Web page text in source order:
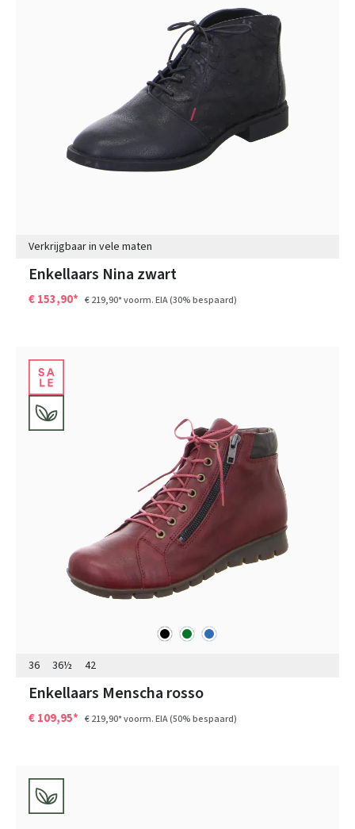
Verkrijgbaar in vele maten
Enkellaars Nina zwart
€ 153,90* € 219,90*voorm. EIA(30% bespaard)
zwartgroenblauw
36 36½ 42
Enkellaars Menscha rosso
€ 109,95* € 219,90*voorm. EIA(50% bespaard)